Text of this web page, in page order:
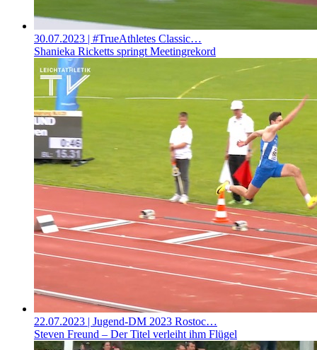
30.07.2023 | #TrueAthletes Classic…
Shanieka Ricketts springt Meetingrekord
22.07.2023 | Jugend-DM 2023 Rostoc…
Steven Freund – Der Titel verleiht ihm Flügel